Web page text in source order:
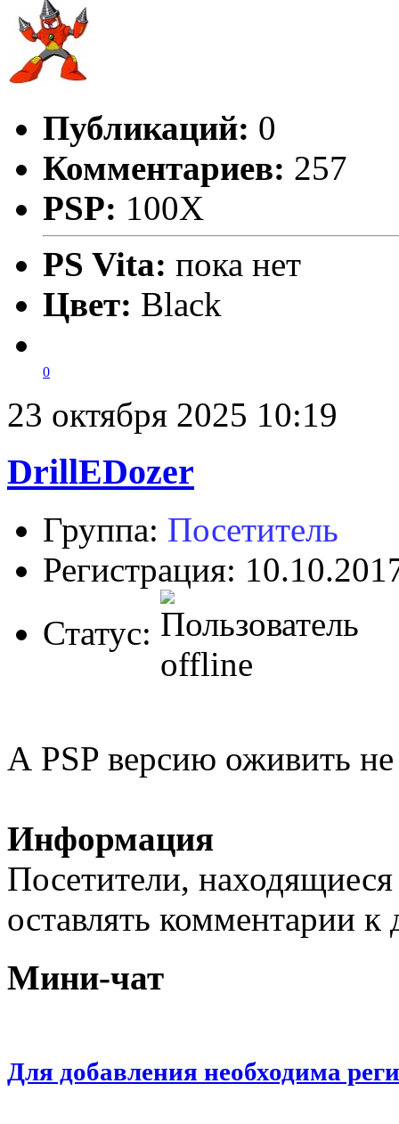
Публикаций: 0
Комментариев: 257
PSP: 100X
PS Vita: пока нет
Цвет: Black
0
23 октября 2025 10:19
DrillEDozer
Группа: Посетитель
Регистрация:
Статус:
А PSP версию оживить не
Информация
Посетители,
оставлять комментарии
Мини-чат
Для добавления необходима